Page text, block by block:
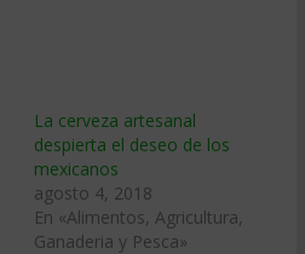
La cerveza artesanal
despierta el deseo de los
mexicanos
agosto 4, 2018
En «Alimentos, Agricultura,
Ganaderia y Pesca»